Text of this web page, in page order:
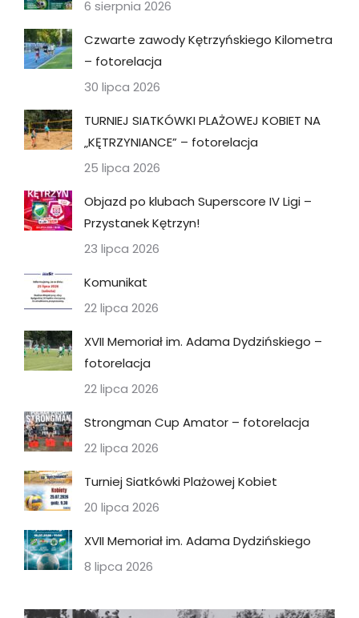
6 sierpnia 2026
Czwarte zawody Kętrzyńskiego Kilometra
– fotorelacja
30 lipca 2026
TURNIEJ SIATKÓWKI PLAŻOWEJ KOBIET NA
„KĘTRZYNIANCE” – fotorelacja
25 lipca 2026
Objazd po klubach Superscore IV Ligi –
Przystanek Kętrzyn!
23 lipca 2026
Komunikat
22 lipca 2026
XVII Memoriał im. Adama Dydzińskiego –
fotorelacja
22 lipca 2026
Strongman Cup Amator – fotorelacja
22 lipca 2026
Turniej Siatkówki Plażowej Kobiet
20 lipca 2026
XVII Memoriał im. Adama Dydzińskiego
8 lipca 2026